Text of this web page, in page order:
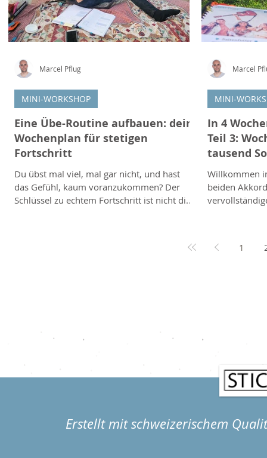
Eine Übe-Routine aufbauen: dein
Wochenplan für stetigen
Fortschritt
Du übst mal viel, mal gar nicht, und hast
das Gefühl, kaum voranzukommen? Der
Schlüssel zu echtem Fortschritt ist nicht die
MINI-WORKSHOP
Marcel Pflug
In 4
Teil 3:
tausend
Willkommen
beiden
unzähligen Songs
MINI-
Marcel
1
Erstellt mit schweizerischem